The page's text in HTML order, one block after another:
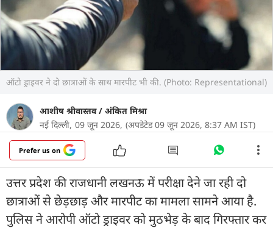
ऑटो ड्राइवर ने दो छात्राओं के साथ मारपीट भी की. (Photo: Representational)
आशीष श्रीवास्तव/ अंकित मिश्रा
नई दिल्ली, 09 जून 2026, (अपडेटेड 09 जून 2026, 8:37 AM IST)
Prefer us on
उत्तर प्रदेश की राजधानी लखनऊ में परीक्षा देने जा रही दो
छात्राओं से छेड़छाड़ और मारपीट का मामला सामने आया है.
पुलिस ने आरोपी ऑटो ड्राइवर को मुठभेड़ के बाद गिरफ्तार कर